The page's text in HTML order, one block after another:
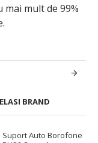
BRAND
Suport Auto Borofone
mult de 99%